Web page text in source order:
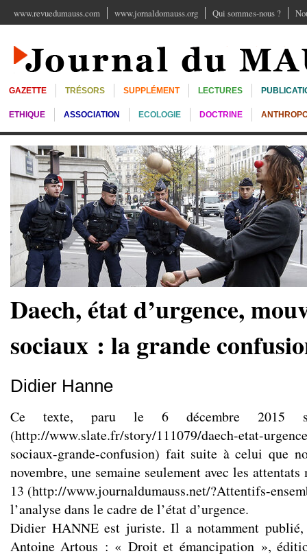
www.revuedumauss.com www.jornaldomauss.org Qui sommes-nous ?
GAZETTE TRÉSORS SUPPLÉMENT LECTURES
ETHIQUE ASSOCIATION ECOLOGIE DOCTRINE
Daech, état d’urgence,
sociaux : la grande
Didier Hanne
Ce texte, paru le 6 décembre 2015
(http://www.slate.fr/story/111079/daech-etat-
sociaux-grande-confusion) fait suite à celui que
novembre, une semaine seulement avec les
13 (http://www.journaldumauss.net/?Attentifs-
l’analyse dans le cadre de l’état d’urgence.
Didier HANNE est juriste. Il a notamment publié,
Antoine Artous : « Droit et émancipation »,